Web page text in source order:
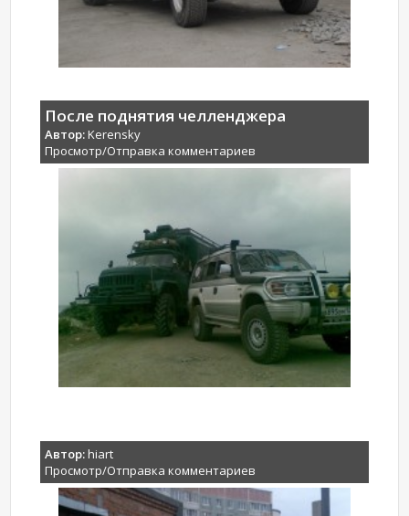
После поднятия челленджера
Автор:Kerensky
Просмотр/Отправка комментариев
Автор:hiart
Просмотр/Отправка комментариев